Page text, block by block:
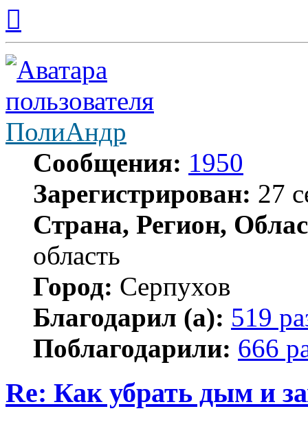
началу
ПолиАндр
Сообщения: 1950
Зарегистрирован: 27
Страна, Регион,
область
Город: Серпухов
Благодарил (а): 519
Поблагодарили: 666
Re: Как убрать дым и